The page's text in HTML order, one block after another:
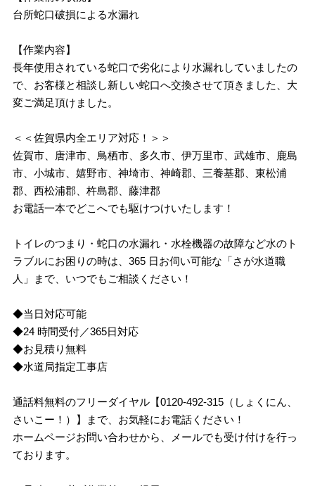
台所蛇口破損による水漏れ
【作業内容】
長年使用されている蛇口で劣化により水漏れしていましたの
で、お客様と相談し新しい蛇口へ交換させて頂きました、大
変ご満足頂けました。
＜＜佐賀県内全エリア対応！＞＞
佐賀市、唐津市、鳥栖市、多久市、伊万里市、武雄市、鹿島
市、小城市、嬉野市、神埼市、神崎郡、三養基郡、東松浦
郡、西松浦郡、杵島郡、藤津郡
お電話一本でどこへでも駆けつけいたします！
トイレのつまり・蛇口の水漏れ・水栓機器の故障など水のト
ラブルにお困りの時は、365 日お伺い可能な「さが水道職
人」まで、いつでもご相談ください！
◆当日対応可能
◆24 時間受付／365日対応
◆お見積り無料
◆水道局指定工事店
通話料無料のフリーダイヤル【0120-492-315（しょくにん、
さいこー！）】まで、お気軽にお電話ください！
ホームページお問い合わせから、メールでも受け付けを行っ
ております。